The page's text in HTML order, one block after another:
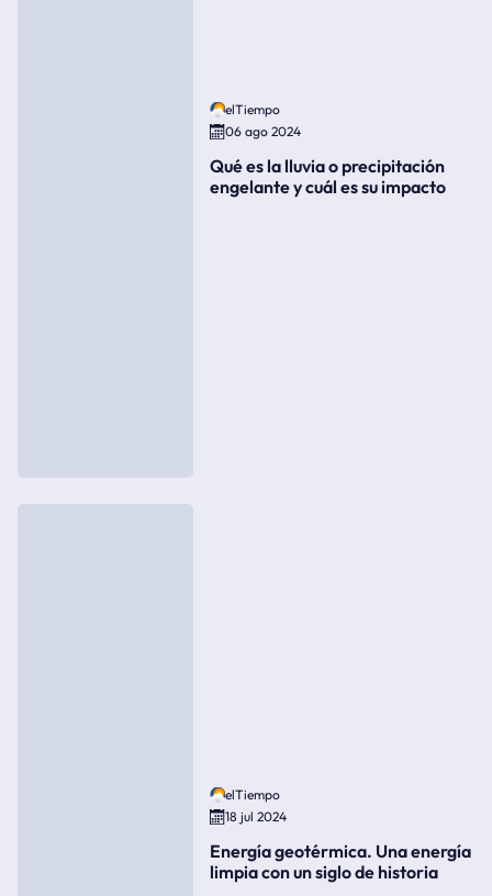
elTiempo
06 ago 2024
Qué es la lluvia o precipitación
engelante y cuál es su impacto
elTiempo
18 jul 2024
Energía geotérmica. Una energía
limpia con un siglo de historia